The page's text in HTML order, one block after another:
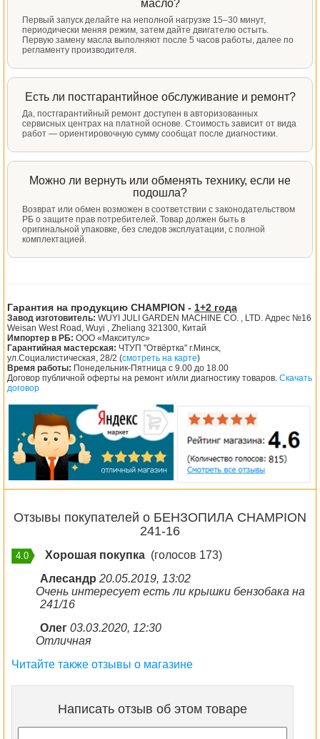
масло?
Первый запуск делайте на неполной нагрузке 15–30 минут,
периодически меняя режим, затем дайте двигателю остыть.
Первую замену масла выполняют после 5 часов работы, далее по
регламенту производителя.
Есть ли постгарантийное обслуживание и ремонт?
Да, постгарантийный ремонт доступен в авторизованных
сервисных центрах на платной основе. Стоимость зависит от вида
работ — ориентировочную сумму сообщат после диагностики.
Можно ли вернуть или обменять технику, если не
подошла?
Возврат или обмен возможен в соответствии с законодательством
РБ о защите прав потребителей. Товар должен быть в
оригинальной упаковке, без следов эксплуатации, с полной
комплектацией.
Гарантия на продукцию CHAMPION - 1+2 года
Завод изготовитель: WUYI JULI GARDEN MACHINE CO. , LTD. Адрес №16
Weisan West Road, Wuyi , Zheliang 321300, Китай
Импортер в РБ: ООО «Макситулс»
Гарантийная мастерская: ЧТУП "Отвёртка" г.Минск,
ул.Социалистическая, 28/2 (смотреть на карте)
Время работы: Понедельник-Пятница с 9.00 до 18.00
Договор публичной оферты на ремонт и/или диагностику товаров. Скачать
договор
Отзывы покупателей о БЕНЗОПИЛА CHAMPION
241-16
4.0 Хорошая покупка (голосов 173)
Алесандр 20.05.2019, 13:02
Очень интересует есть ли крышки бензобака на
241/16
Олег 03.03.2020, 12:30
Отличная
Читайте также отзывы о магазине
Написать отзыв об этом товаре